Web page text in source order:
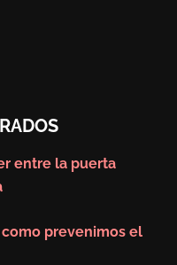
entre la puerta
prevenimos el